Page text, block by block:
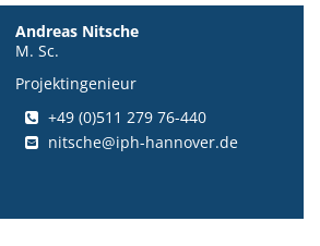
Andreas Nitsche
M. Sc.
Projektingenieur
+49 (0)511 279 76-440
nitsche@iph-hannover.de